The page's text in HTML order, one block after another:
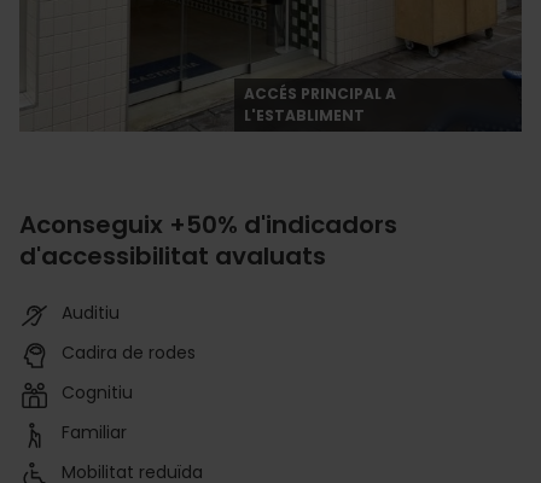
ACCÉS PRINCIPAL A
L'ESTABLIMENT
Aconseguix +50% d'indicadors
d'accessibilitat avaluats
Auditiu
Cadira de rodes
Cognitiu
Familiar
Mobilitat reduïda